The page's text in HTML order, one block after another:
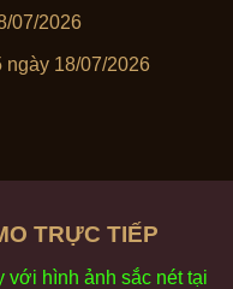
07/2026
ngày 18/07/2026
TRỰC TIẾP
với hình ảnh sắc néttại